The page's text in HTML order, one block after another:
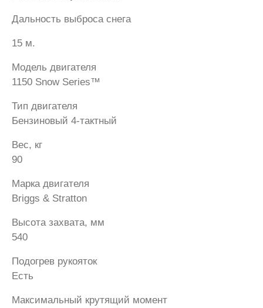
Дальность выброса снега
15 м.
Модель двигателя
1150 Snow Series™
Тип двигателя
Бензиновый 4-тактный
Вес, кг
90
Марка двигателя
Briggs & Stratton
Высота захвата, мм
540
Подогрев рукояток
Есть
Максимальный крутящий момент